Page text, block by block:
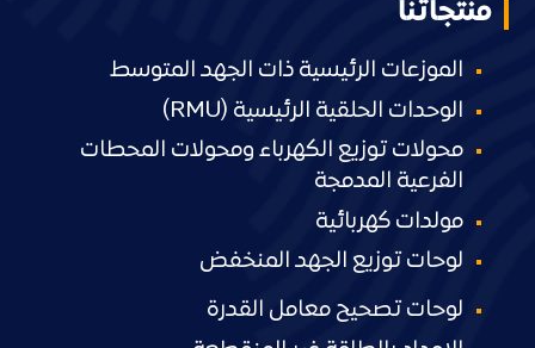
منتجاتنا
الموزعات الرئيسية ذات الجهد المتوسط
الوحدات الحلقية الرئيسية (RMU)
محولات توزيع الكهرباء ومحولات المحطات
الفرعية المدمجة
مولدات كهربائية
لوحات توزيع الجهد المنخفض
لوحات تصحيح معامل القدرة